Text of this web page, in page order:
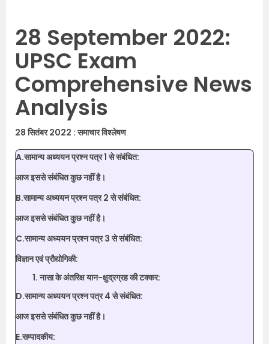
28 September 2022:
UPSC Exam
Comprehensive News
Analysis
28 सितंबर 2022 : समाचार विश्लेषण
A.सामान्य अध्ययन प्रश्न पत्र 1 से संबंधित:
आज इससे संबंधित कुछ नहीं है।
B.सामान्य अध्ययन प्रश्न पत्र 2 से संबंधित:
आज इससे संबंधित कुछ नहीं है।
C.सामान्य अध्ययन प्रश्न पत्र 3 से संबंधित:
विज्ञान एवं प्रौद्योगिकी:
नासा के अंतरिक्ष यान-क्षुद्रग्रह की टक्कर:
D.सामान्य अध्ययन प्रश्न पत्र 4 से संबंधित:
आज इससे संबंधित कुछ नहीं है।
E.सम्पादकीय: